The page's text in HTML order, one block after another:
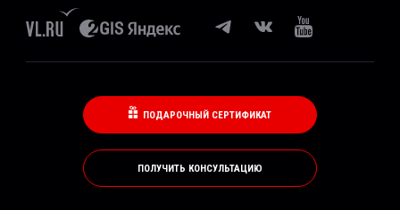
ПОДАРОЧНЫЙ СЕРТИФИКАТ
ПОЛУЧИТЬ КОНСУЛЬТАЦИЮ